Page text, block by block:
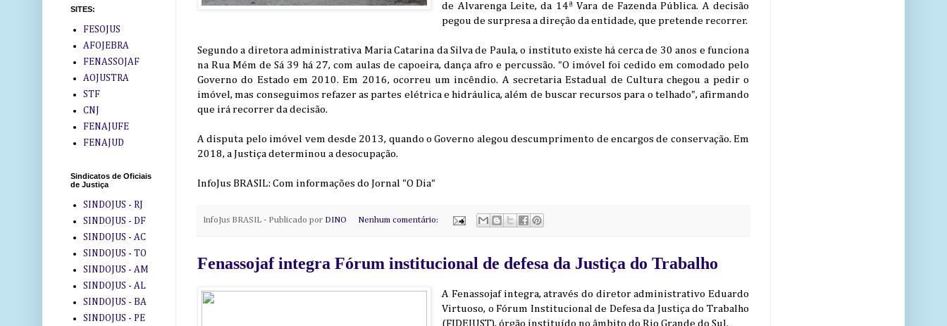
de Alvarenga Leite, da 14ª Vara de Fazenda Pública. A decisão
pegou de surpresa a direção da entidade, que pretende recorrer.
Segundo a diretora administrativa Maria Catarina da Silva de Paula, o instituto existe há cerca de 30 anos e funciona
na Rua Mém de Sá 39 há 27, com aulas de capoeira, dança afro e percussão. "O imóvel foi cedido em comodado pelo
Governo do Estado em 2010. Em 2016, ocorreu um incêndio. A secretaria Estadual de Cultura chegou a pedir o
imóvel, mas conseguimos refazer as partes elétrica e hidráulica, além de buscar recursos para o telhado", afirmando
que irá recorrer da decisão.
A disputa pelo imóvel vem desde 2013, quando o Governo alegou descumprimento de encargos de conservação. Em
2018, a Justiça determinou a desocupação.
InfoJus BRASIL: Com informações do Jornal "O Dia"
InfoJus BRASIL - Publicado por DINO Nenhum comentário:
Fenassojaf integra Fórum institucional de defesa da Justiça do Trabalho
A Fenassojaf integra, através do diretor administrativo Eduardo
Virtuoso, o Fórum Institucional de Defesa da Justiça do Trabalho
(FIDEJUST), órgão instituído no âmbito do Rio Grande do Sul.
SITES:
FESOJUS
AFOJEBRA
FENASSOJAF
AOJUSTRA
STF
CNJ
FENAJUFE
FENAJUD
Sindicatos de Oficiais
de Justiça
SINDOJUS - RJ
SINDOJUS - DF
SINDOJUS - AC
SINDOJUS - TO
SINDOJUS - AM
SINDOJUS - AL
SINDOJUS - BA
SINDOJUS - PE